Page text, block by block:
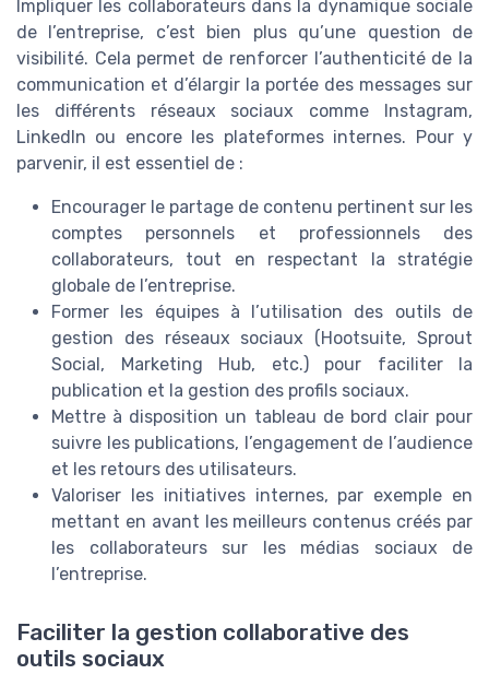
Impliquer les collaborateurs dans la dynamique sociale
de l’entreprise, c’est bien plus qu’une question de
visibilité. Cela permet de renforcer l’authenticité de la
communication et d’élargir la portée des messages sur
les différents réseaux sociaux comme Instagram,
LinkedIn ou encore les plateformes internes. Pour y
parvenir, il est essentiel de :
Encourager le partage de contenu pertinent sur les
comptes personnels et professionnels des
collaborateurs, tout en respectant la stratégie
globale de l’entreprise.
Former les équipes à l’utilisation des outils de
gestion des réseaux sociaux (Hootsuite, Sprout
Social, Marketing Hub, etc.) pour faciliter la
publication et la gestion des profils sociaux.
Mettre à disposition un tableau de bord clair pour
suivre les publications, l’engagement de l’audience
et les retours des utilisateurs.
Valoriser les initiatives internes, par exemple en
mettant en avant les meilleurs contenus créés par
les collaborateurs sur les médias sociaux de
l’entreprise.
Faciliter la gestion collaborative des
outils sociaux